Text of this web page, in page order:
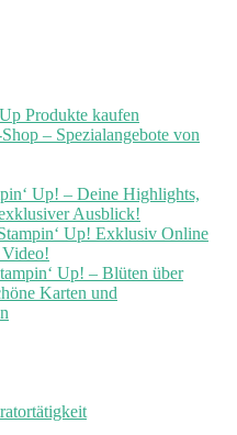
Produkte kaufen
– Spezialangebote von
Up! – Deine Highlights,
Ausblick!
Up! Exklusiv Online
Up! – Blüten über
Karten und